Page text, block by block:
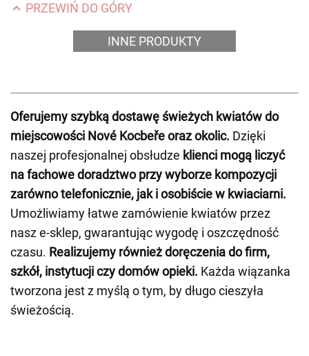
PRZEWIŃ DO GÓRY
INNE PRODUKTY
Oferujemy szybką dostawę świeżych kwiatów do
miejscowości Nové Kocbeře oraz okolic. Dzięki
naszej profesjonalnej obsłudze klienci mogą liczyć
na fachowe doradztwo przy wyborze kompozycji
zarówno telefonicznie, jak i osobiście w kwiaciarni.
Umożliwiamy łatwe zamówienie kwiatów przez
nasz e-sklep, gwarantując wygodę i oszczędność
czasu. Realizujemy również doręczenia do firm,
szkół, instytucji czy domów opieki. Każda wiązanka
tworzona jest z myślą o tym, by długo cieszyła
świeżością.